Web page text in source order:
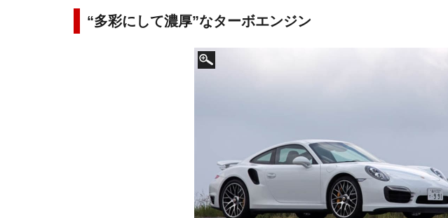
“多彩にして濃厚”なターボエンジン